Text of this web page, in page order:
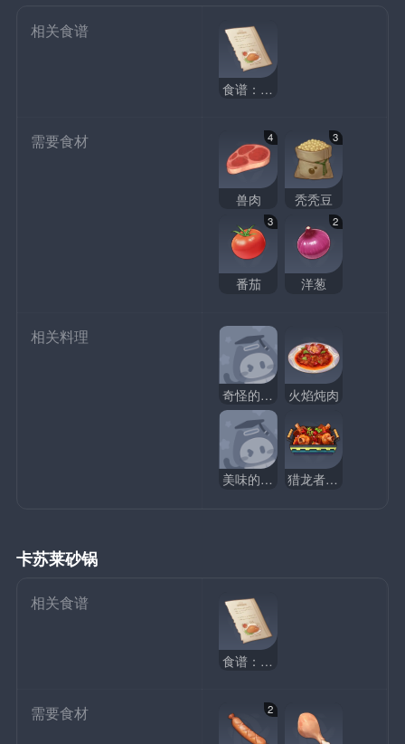
相关食谱
食谱：火焰炖肉
需要食材 4
兽肉
3
秃秃豆
3
番茄
2
洋葱
相关料理
奇怪的火焰炖肉 火焰炖肉
美味的火焰炖肉 猎龙者的犒赏
卡苏莱砂锅
相关食谱
食谱：卡苏莱砂锅
需要食材 2